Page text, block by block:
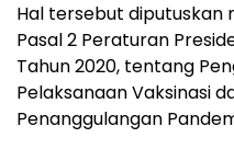
Hal tersebut diputuskan
Pasal 2 Peraturan
Tahun 2020, tentang
Pelaksanaan Vaksinasi
Penanggulangan